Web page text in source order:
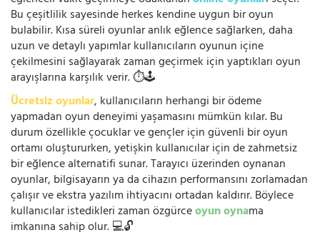
Bu çeşitlilik sayesinde herkes kendine uygun bir oyun
bulabilir. Kısa süreli oyunlar anlık eğlence sağlarken, daha
uzun ve detaylı yapımlar kullanıcıların oyunun içine
çekilmesini sağlayarak zaman geçirmek için yaptıkları oyun
arayışlarına karşılık verir. ⏱️🕹️
Ücretsiz oyunlar, kullanıcıların herhangi bir ödeme
yapmadan oyun deneyimi yaşamasını mümkün kılar. Bu
durum özellikle çocuklar ve gençler için güvenli bir oyun
ortamı oluştururken, yetişkin kullanıcılar için de zahmetsiz
bir eğlence alternatifi sunar. Tarayıcı üzerinden oynanan
oyunlar, bilgisayarın ya da cihazın performansını zorlamadan
çalışır ve ekstra yazılım ihtiyacını ortadan kaldırır. Böylece
kullanıcılar istedikleri zaman özgürceoyun oynama
imkanına sahip olur. 💻🔓